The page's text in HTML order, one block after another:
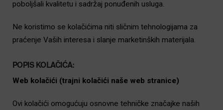
poboljšali kvalitetu i sadržaj ponuđenih usluga.
Ne koristimo se kolačićima niti sličnim tehnologijama za
praćenje Vaših interesa i slanje marketinških materijala.
POPIS KOLAČIĆA:
Web kolačići (trajni kolačići naše web stranice)
Ovi kolačići omogućuju osnovne tehničke značajke naših